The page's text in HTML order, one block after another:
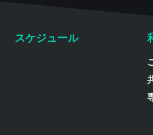
スケジュール